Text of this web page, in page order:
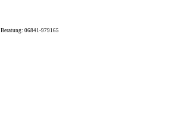
Beratung: 06841-979165